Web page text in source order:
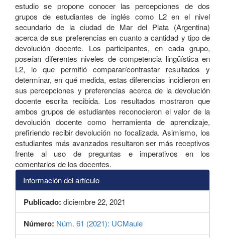
estudio se propone conocer las percepciones de dos
grupos de estudiantes de inglés como L2 en el nivel
secundario de la ciudad de Mar del Plata (Argentina)
acerca de sus preferencias en cuanto a cantidad y tipo de
devolución docente. Los participantes, en cada grupo,
poseían diferentes niveles de competencia lingüística en
L2, lo que permitió comparar/contrastar resultados y
determinar, en qué medida, estas diferencias incidieron en
sus percepciones y preferencias acerca de la devolución
docente escrita recibida. Los resultados mostraron que
ambos grupos de estudiantes reconocieron el valor de la
devolución docente como herramienta de aprendizaje,
prefiriendo recibir devolución no focalizada. Asimismo, los
estudiantes más avanzados resultaron ser más receptivos
frente al uso de preguntas e imperativos en los
comentarios de los docentes.
Información del artículo
Publicado: diciembre 22, 2021
Número: Núm. 61 (2021): UCMaule